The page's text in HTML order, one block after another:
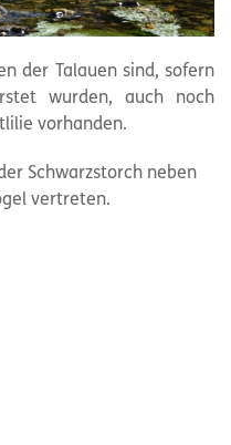
der Talauen sind, sofern
wurden, auch noch
vorhanden.
Schwarzstorch neben
vertreten.